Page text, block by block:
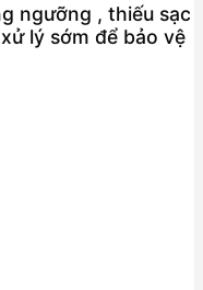
ngưỡng , thiếu sạc
lý sớm để bảo vệ